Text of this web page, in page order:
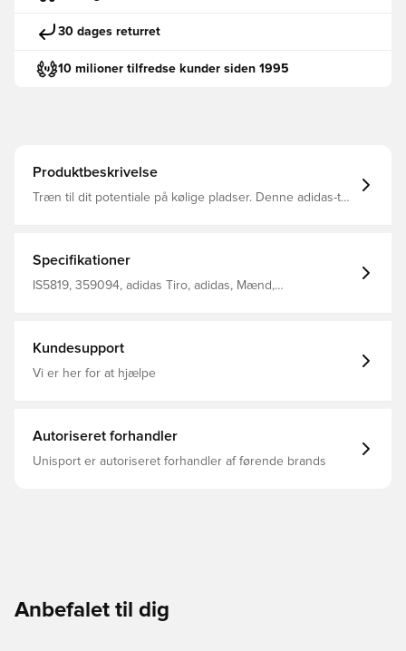
30 dages returret
10 milioner tilfredse kunder siden 1995
Produktbeskrivelse
Træn til dit potentiale på kølige pladser. Denne adidas-top
AEROREADY og en kvart lynlås holder dig komfortabel.
Et varmepåført klubemblem på brystet viser højden af
dine fodboldambitioner. Kvartslynlås med ribbet stående
Specifikationer
IS5819, 359094, adidas Tiro, adidas, Mænd,
Kundesupport
Vi er her for at hjælpe
Autoriseret forhandler
Unisport er autoriseret forhandler af førende brands
Anbefalet til dig